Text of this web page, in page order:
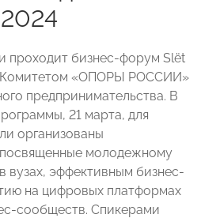
проходит бизнес-форум Slёt
Комитетом «ОПОРЫ РОССИИ»
предпринимательства. В
21 марта, для
организованы
молодежному
вузах, эффективным бизнес-
на цифровых платформах
сообществ. Спикерами